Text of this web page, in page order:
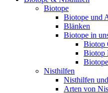
Biotope
Biotope und
Blänken
Biotope in
Biotop
Biotop
Nisthilfen
Nisthilfen
Arten von